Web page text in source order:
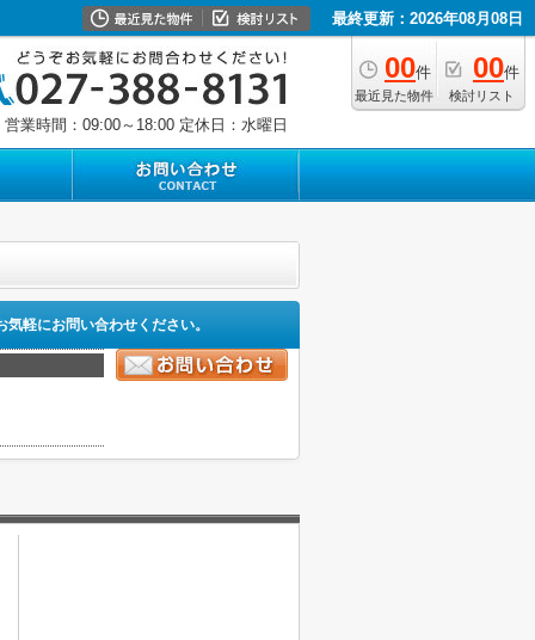
最終更新：2026年08月08日
00件
最近見た物件
00件
検討リスト
営業時間：09:00～18:00 定休日：水曜日
気軽にお問い合わせください。